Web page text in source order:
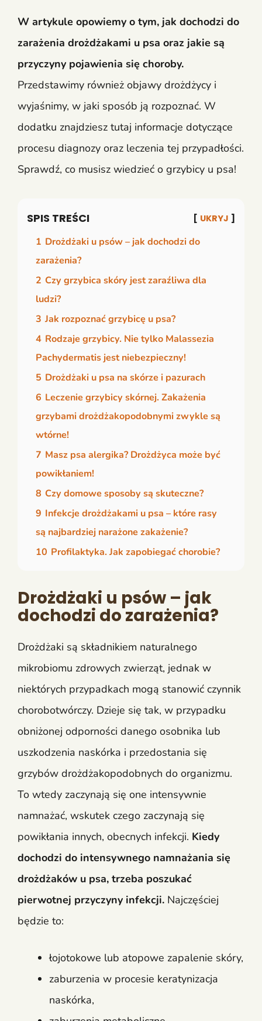
W artykule opowiemy o tym, jak dochodzi do
zarażenia drożdżakami u psa oraz jakie są
przyczyny pojawienia się choroby.
Przedstawimy również objawy drożdżycy i
wyjaśnimy, w jaki sposób ją rozpoznać. W
dodatku znajdziesz tutaj informacje dotyczące
procesu diagnozy oraz leczenia tej przypadłości.
Sprawdź, co musisz wiedzieć o grzybicy u psa!
SPIS TREŚCI UKRYJ
1 Drożdżaki u psów – jak dochodzi do
zarażenia?
2 Czy grzybica skóry jest zaraźliwa dla
ludzi?
3 Jak rozpoznać grzybicę u psa?
4 Rodzaje grzybicy. Nie tylko Malassezia
Pachydermatis jest niebezpieczny!
5 Drożdżaki u psa na skórze i pazurach
6 Leczenie grzybicy skórnej. Zakażenia
grzybami drożdżakopodobnymi zwykle są
wtórne!
7 Masz psa alergika? Drożdżyca może być
powikłaniem!
8 Czy domowe sposoby są skuteczne?
9 Infekcje drożdżakami u psa – które rasy
są najbardziej narażone zakażenie?
10 Profilaktyka. Jak zapobiegać chorobie?
Drożdżaki u psów – jak
dochodzi do zarażenia?
Drożdżaki są składnikiem naturalnego
mikrobiomu zdrowych zwierząt, jednak w
niektórych przypadkach mogą stanowić czynnik
chorobotwórczy. Dzieje się tak, w przypadku
obniżonej odporności danego osobnika lub
uszkodzenia naskórka i przedostania się
grzybów drożdżakopodobnych do organizmu.
To wtedy zaczynają się one intensywnie
namnażać, wskutek czego zaczynają się
powikłania innych, obecnych infekcji. Kiedy
dochodzi do intensywnego namnażania się
drożdżaków u psa, trzeba poszukać
pierwotnej przyczyny infekcji. Najczęściej
będzie to:
łojotokowe lub atopowe zapalenie skóry,
zaburzenia w procesie keratynizacja
naskórka,